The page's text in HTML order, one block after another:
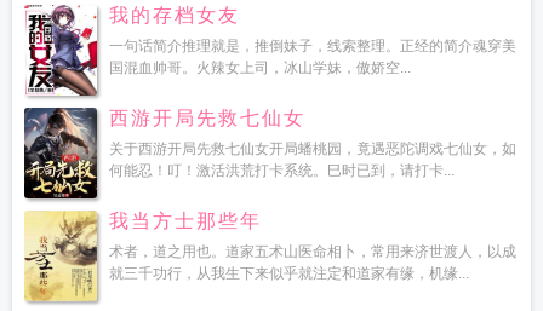
我的存档女友
一句话简介推理就是，推倒妹子，线索整理。正经的简介魂穿美
国混血帅哥。火辣女上司，冰山学妹，傲娇空...
西游开局先救七仙女
关于西游开局先救七仙女开局蟠桃园，竟遇恶陀调戏七仙女，如
何能忍！叮！激活洪荒打卡系统。巳时已到，请打卡...
我当方士那些年
术者，道之用也。道家五术山医命相卜，常用来济世渡人，以成
就三千功行，从我生下来似乎就注定和道家有缘，机缘...